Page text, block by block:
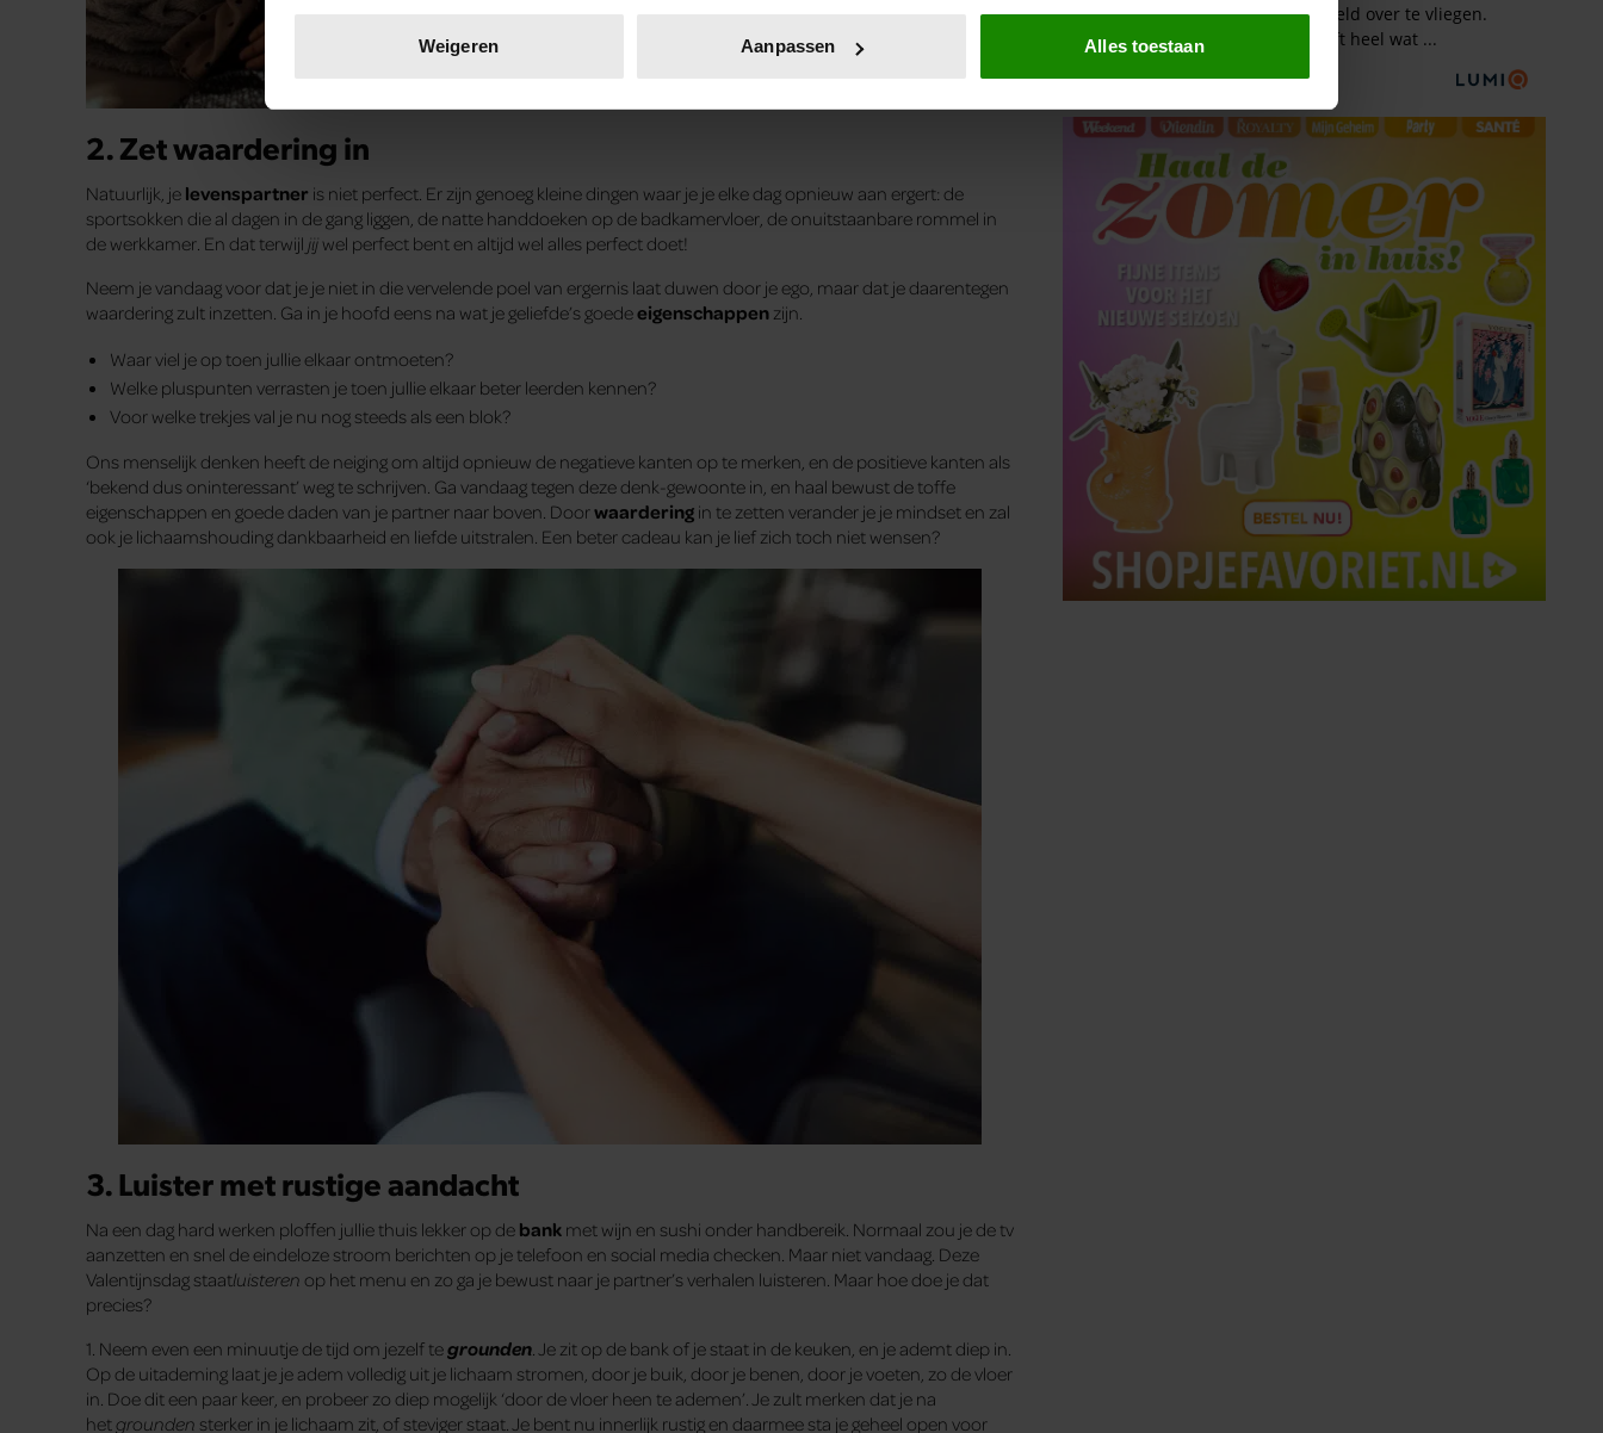
toestemming op elk moment wijzigen of intrekken in de Cookieverklaring.
We gebruiken cookies om content en advertenties te personaliseren, om functies voor social media te bieden en om ons
websiteverkeer te analyseren. Ook delen we informatie over uw gebruik van onze site met onze partners voor social
media, adverteren en analyse. Deze partners kunnen deze gegevens combineren met andere informatie die u aan ze heeft
verstrekt of die ze hebben verzameld op basis van uw gebruik van hun services. U gaat akkoord met onze cookies als u
onze website blijft gebruiken.
Weigeren Aanpassen Alles toestaan
2. Zet waardering in
Natuurlijk, je levenspartner is niet perfect. Er zijn genoeg kleine dingen waar je je elke dag opnieuw aan ergert: de
sportsokken die al dagen in de gang liggen, de natte handdoeken op de badkamervloer, de onuitstaanbare rommel in
de werkkamer. En dat terwijl jij wel perfect bent en altijd wel alles perfect doet!
Neem je vandaag voor dat je je niet in die vervelende poel van ergernis laat duwen door je ego, maar dat je daarentegen
waardering zult inzetten. Ga in je hoofd eens na wat je geliefde’s goedeeigenschappen zijn.
Waar viel je op toen jullie elkaar ontmoeten?
Welke pluspunten verrasten je toen jullie elkaar beter leerden kennen?
Voor welke trekjes val je nu nog steeds als een blok?
Ons menselijk denken heeft de neiging om altijd opnieuw de negatieve kanten op te merken, en de positieve kanten als
‘bekend dus oninteressant’ weg te schrijven. Ga vandaag tegen deze denk-gewoonte in, en haal bewust de toffe
eigenschappen en goede daden van je partner naar boven. Doorwaardering in te zetten verander je je mindset en zal
ook je lichaamshouding dankbaarheid en liefde uitstralen. Een beter cadeau kan je lief zich toch niet wensen?
3. Luister met rustige aandacht
Na een dag hard werken ploffen jullie thuis lekker op de bank met wijn en sushi onder handbereik. Normaal zou je de tv
aanzetten en snel de eindeloze stroom berichten op je telefoon en social media checken. Maar niet vandaag. Deze
Valentijnsdag staatluisteren op het menu en zo ga je bewust naar je partner’s verhalen luisteren. Maar hoe doe je dat
precies?
1. Neem even een minuutje de tijd om jezelf tegrounden . Je zit op de bank of je staat in de keuken, en je ademt diep in.
Op de uitademing laat je je adem volledig uit je lichaam stromen, door je buik, door je benen, door je voeten, zo de vloer
in. Doe dit een paar keer, en probeer zo diep mogelijk ‘door de vloer heen te ademen’. Je zult merken dat je na
hetgrounden sterker in je lichaam zit, of steviger staat. Je bent nu innerlijk rustig en daarmee sta je geheel open voor